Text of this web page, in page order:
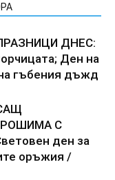
ДНЕС:
Ден на
гъбения дъжд
С
ден за
оръжия /